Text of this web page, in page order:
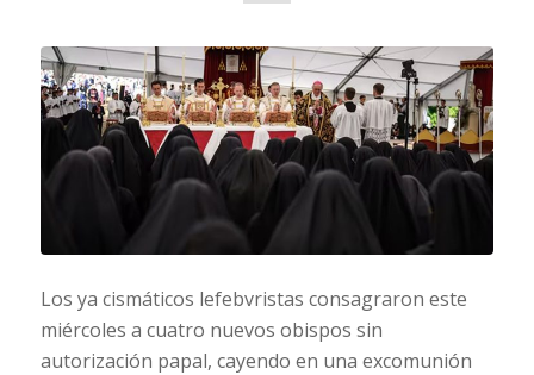
Los ya cismáticos lefebvristas consagraron este
miércoles a cuatro nuevos obispos sin
autorización papal, cayendo en una excomunión